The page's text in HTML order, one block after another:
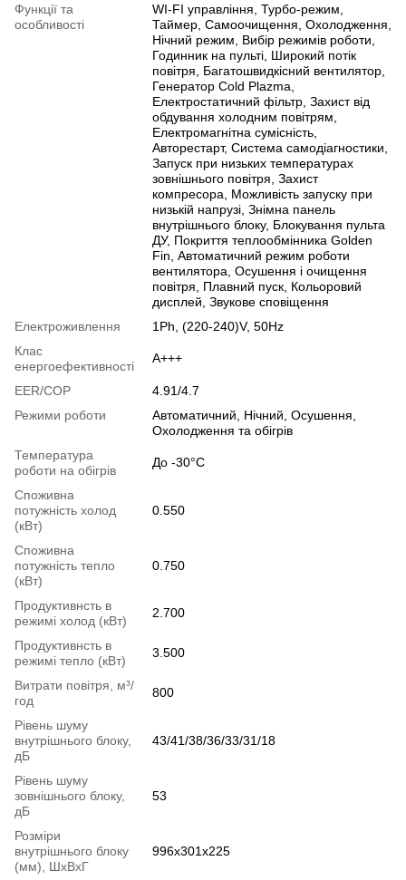
Функції та
особливості
WI-FI управління, Турбо-режим,
Таймер, Самоочищення, Охолодження,
Нічний режим, Вибір режимів роботи,
Годинник на пульті, Широкий потік
повітря, Багатошвидкісний вентилятор,
Генератор Cold Plazma,
Електростатичний фільтр, Захист від
обдування холодним повітрям,
Електромагнітна сумісність,
Авторестарт, Cистема самодіагностики,
Запуск при низьких температурах
зовнішнього повітря, Захист
компресора, Можливість запуску при
низькій напрузі, Знімна панель
внутрішнього блоку, Блокування пульта
ДУ, Покриття теплообмінника Golden
Fin, Автоматичний режим роботи
вентилятора, Осушення і очищення
повітря, Плавний пуск, Кольоровий
дисплей, Звукове сповіщення
Електроживлення
1Ph, (220-240)V, 50Hz
Клас
енергоефективності
A+++
EER/COP
4.91/4.7
Режими роботи
Автоматичний, Нічний, Осушення,
Охолодження та обігрів
Температура
роботи на обігрів
До -30°C
Споживна
потужність холод
(кВт)
0.550
Споживна
потужність тепло
(кВт)
0.750
Продуктивнсть в
режимі холод (кВт)
2.700
Продуктивнсть в
режимі тепло (кВт)
3.500
Витрати повітря, м³/
год
800
Рівень шуму
внутрішнього блоку,
дБ
43/41/38/36/33/31/18
Рівень шуму
зовнішнього блоку,
дБ
53
Розміри
внутрішнього блоку
(мм), ШхВхГ
996x301x225